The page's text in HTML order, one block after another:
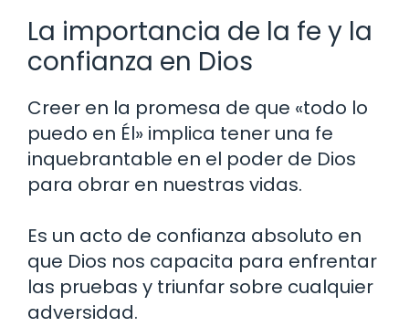
La importancia de la fe y la
confianza en Dios
Creer en la promesa de que «todo lo
puedo en Él» implica tener una fe
inquebrantable en el poder de Dios
para obrar en nuestras vidas.
Es un acto de confianza absoluto en
que Dios nos capacita para enfrentar
las pruebas y triunfar sobre cualquier
adversidad.